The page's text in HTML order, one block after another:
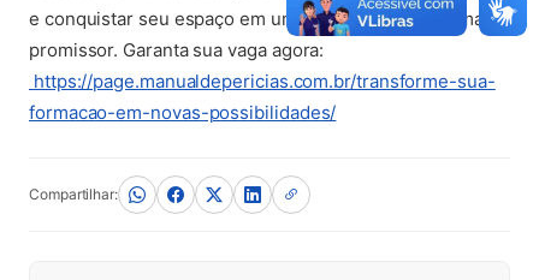
e conquistar seu espaço em um mercado cada vez mais
promissor. Garanta sua vaga agora:
(abre em nova aba)
https://page.manualdepericias.com.br/transforme-sua-
formacao-em-novas-possibilidades/(abre em nova aba)
Compartilhar: